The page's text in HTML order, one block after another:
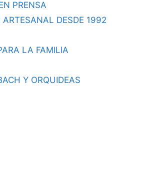
PRENSA
ARTESANAL DESDE 1992
LA FAMILIA
Y ORQUIDEAS